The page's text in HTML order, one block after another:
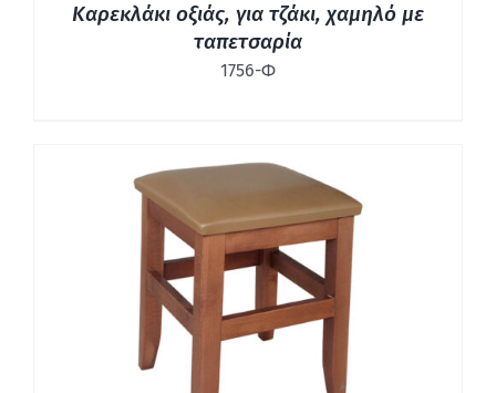
Καρεκλάκι οξιάς, για τζάκι, χαμηλό με
ταπετσαρία
1756-Φ
ΛΕΠΤΟΜΈΡΕΙΕΣ